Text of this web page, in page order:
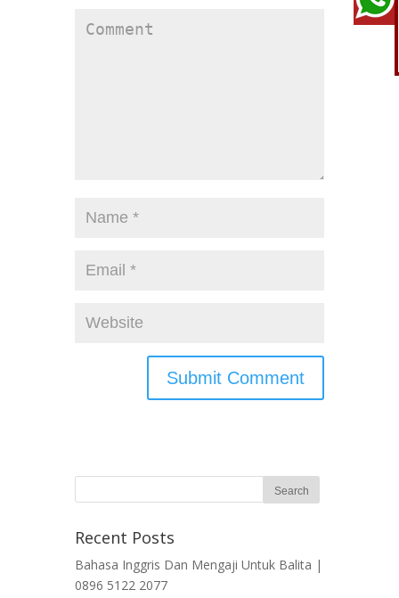
Recent Posts
Bahasa Inggris Dan Mengaji Untuk Balita |
0896 5122 2077